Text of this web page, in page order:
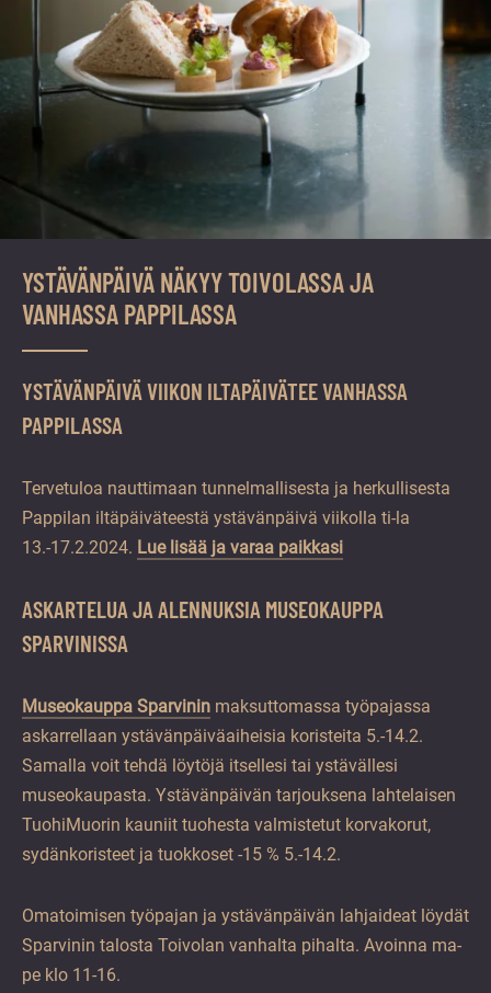
YSTÄVÄNPÄIVÄ NÄKYY TOIVOLASSA JA
VANHASSA PAPPILASSA
YSTÄVÄNPÄIVÄ VIIKON ILTAPÄIVÄTEE VANHASSA
PAPPILASSA
Tervetuloa nauttimaan tunnelmallisesta ja herkullisesta
Pappilan iltäpäiväteestä ystävänpäivä viikolla ti-la
13.-17.2.2024. Lue lisää ja varaa paikkasi
ASKARTELUA JA ALENNUKSIA MUSEOKAUPPA
SPARVINISSA
Museokauppa Sparvinin maksuttomassa työpajassa
askarrellaan ystävänpäiväaiheisia koristeita 5.-14.2.
Samalla voit tehdä löytöjä itsellesi tai ystävällesi
museokaupasta. Ystävänpäivän tarjouksena lahtelaisen
TuohiMuorin kauniit tuohesta valmistetut korvakorut,
sydänkoristeet ja tuokkoset -15 % 5.-14.2.
Omatoimisen työpajan ja ystävänpäivän lahjaideat löydät
Sparvinin talosta Toivolan vanhalta pihalta. Avoinna ma-
pe klo 11-16.